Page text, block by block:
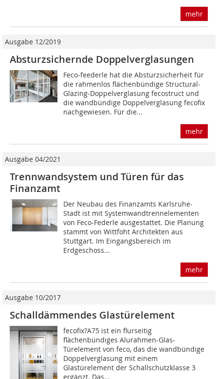
mehr
Ausgabe 12/2019
Absturzsichernde Doppelverglasungen
Feco-feederle hat die Absturzsicherheit für
die rahmenlos flächenbündige Structural-
Glazing-Doppelverglasung fecostruct und
die wandbündige Doppelverglasung fecofix
nachgewiesen. Für die...
mehr
Ausgabe 04/2021
Trennwandsystem und Türen für das
Finanzamt
Der Neubau des Finanzamts Karlsruhe-
Stadt ist mit Systemwandtrennelementen
von Feco-Federle ausgestattet. Die Planung
stammt von Wittfoht Architekten aus
Stuttgart. Im Eingangsbereich im
Erdgeschoss...
mehr
Ausgabe 10/2017
Schalldämmendes Glastürelement
fecofix?A75 ist ein flurseitig
flächenbündiges Alurahmen-Glas-
Türelement von feco, das die wandbündige
Doppelverglasung mit einem
Glastürelement der Schallschutzklasse 3
ergänzt. Das...